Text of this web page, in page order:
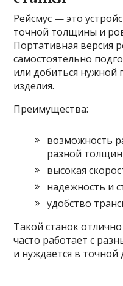
Рейсмус — это
точной толщины и
Портативная версия
самостоятельно
или добиться нужной
изделия.
Преимущества:
возможность
разной
высокая
надежность и
удобство
Такой станок
часто работает с
и нуждается в